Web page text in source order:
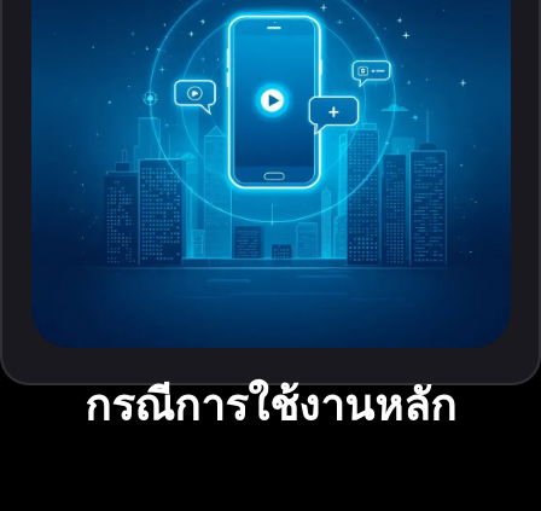
กรณีการใช้งานหลัก